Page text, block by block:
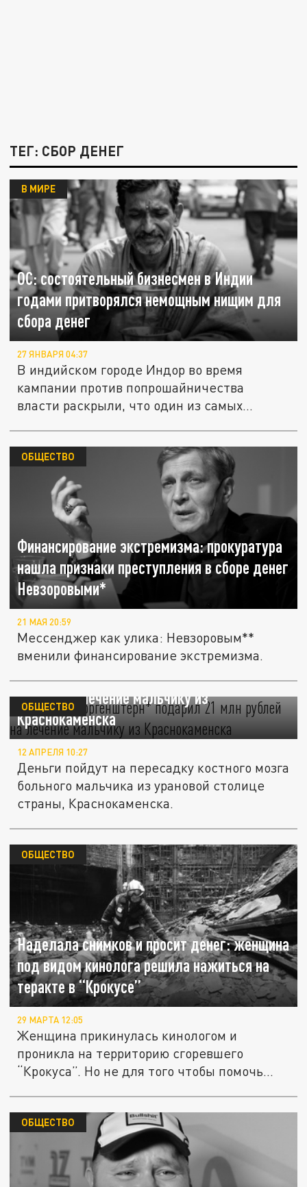
ТЕГ: СБОР ДЕНЕГ
OC: состоятельный бизнесмен в Индии
годами притворялся немощным нищим для
сбора денег
В МИРЕ
27 ЯНВАРЯ 04:37
В индийском городе Индор во время
кампании против попрошайничества
власти раскрыли, что один из самых...
Финансирование экстремизма: прокуратура
нашла признаки преступления в сборе денег
Невзоровыми*
ОБЩЕСТВО
21 МАЯ 20:59
Мессенджер как улика: Невзоровым**
вменили финансирование экстремизма.
Иноагент Моргенштерн* подарил 21 млн
рублей на лечение мальчику из
Краснокаменска
ОБЩЕСТВО
12 АПРЕЛЯ 10:27
Деньги пойдут на пересадку костного мозга
больного мальчика из урановой столице
страны, Краснокаменска.
Наделала снимков и просит денег: женщина
под видом кинолога решила нажиться на
теракте в “Крокусе”
ОБЩЕСТВО
29 МАРТА 12:05
Женщина прикинулась кинологом и
проникла на территорию сгоревшего
“Крокуса”. Но не для того чтобы помочь...
ОБЩЕСТВО